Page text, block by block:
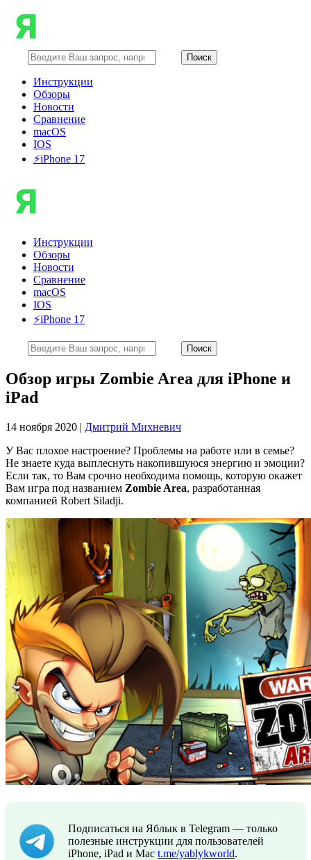
Инструкции
Обзоры
Новости
Сравнение
macOS
IOS
⚡️iPhone 17
Инструкции
Обзоры
Новости
Сравнение
macOS
IOS
⚡️iPhone 17
Обзор игры Zombie Area для iPhone и
iPad
14 ноября 2020 | Дмитрий Михневич
У Вас плохое настроение? Проблемы на работе или в семье?
Не знаете куда выплеснуть накопившуюся энергию и эмоции?
Если так, то Вам срочно необходима помощь, которую окажет
Вам игра под названием Zombie Area, разработанная
компанией Robert Siladji.
Подписаться на Яблык в Telegram — только
полезные инструкции для пользователей
iPhone, iPad и Mac t.me/yablykworld.